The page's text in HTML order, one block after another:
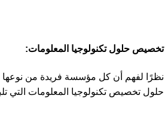
تخصيص حلول تكنولوجيا المعلومات:
نظرًا لفهم أن كل مؤسسة فريدة من نوعها
حلول تخصيص تكنولوجيا المعلومات التي